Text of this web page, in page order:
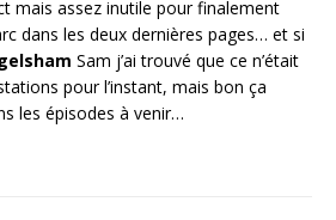
mais assez inutile pour finalement
dans les deux dernières pages… et si
Sam j’ai trouvé que ce n’était
pour l’instant, mais bon ça
les épisodes à venir…